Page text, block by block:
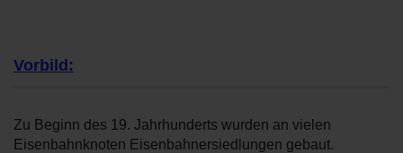
Vorbild:
Zu Beginn des 19. Jahrhunderts wurden an vielen
Eisenbahnknoten Eisenbahnersiedlungen gebaut.